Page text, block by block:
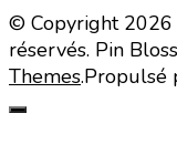
© Copyright 2026
réservés. Pin
Themes.Propulsé